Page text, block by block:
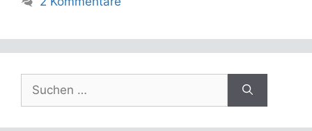
nach: